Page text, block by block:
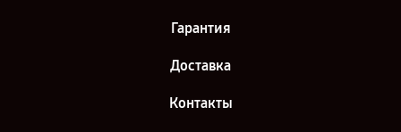
Гарантия
Доставка
Контакты